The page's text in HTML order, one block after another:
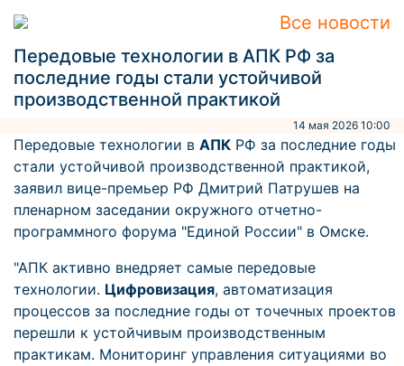
Все новости
Передовые технологии в АПК РФ за
последние годы стали устойчивой
производственной практикой
14 мая 2026 10:00
Передовые технологии в АПК РФ за последние годы
стали устойчивой производственной практикой,
заявил вице-премьер РФ Дмитрий Патрушев на
пленарном заседании окружного отчетно-
программного форума "Единой России" в Омске.
"АПК активно внедряет самые передовые
технологии. Цифровизация, автоматизация
процессов за последние годы от точечных проектов
перешли к устойчивым производственным
практикам. Мониторинг управления ситуациями во